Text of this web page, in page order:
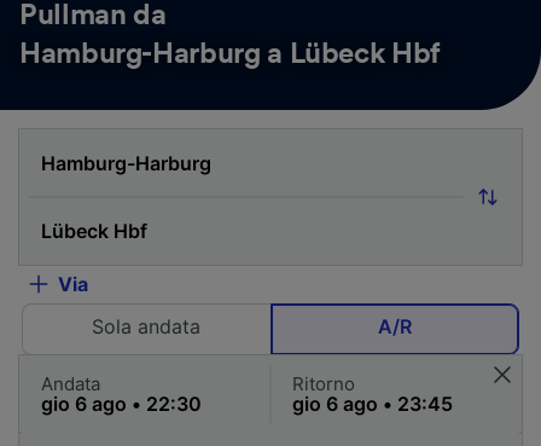
Pullman da
Hamburg-Harburg a Lübeck Hbf
Via
Sola andata
A/R
Andata Ritorno